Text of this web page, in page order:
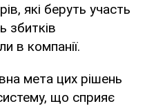
які беруть участь
збитків
в компанії.
мета цих рішень
що сприяє